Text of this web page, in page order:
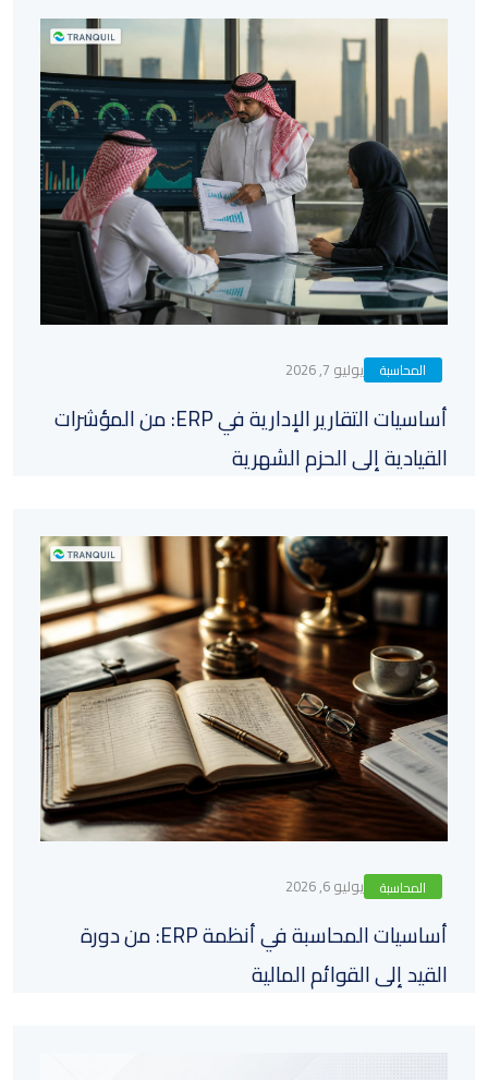
المحاسبة يوليو 7, 2026
أساسيات التقارير الإدارية في ERP: من المؤشرات
القيادية إلى الحزم الشهرية
المحاسبة يوليو 6, 2026
أساسيات المحاسبة في أنظمة ERP: من دورة
القيد إلى القوائم المالية